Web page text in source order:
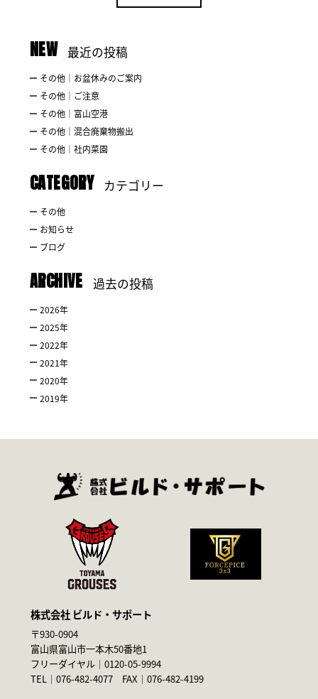
NEW 最近の投稿
その他｜お盆休みのご案内
その他｜ご注意
その他｜富山空港
その他｜混合廃棄物搬出
その他｜社内菜園
CATEGORY カテゴリー
その他
お知らせ
ブログ
ARCHIVE 過去の投稿
2026年
2025年
2022年
2021年
2020年
2019年
株式会社 ビルド・サポート
〒930-0904
富山県富山市一本木50番地1
フリーダイヤル｜0120-05-9994
TEL｜076-482-4077 FAX｜076-482-4199